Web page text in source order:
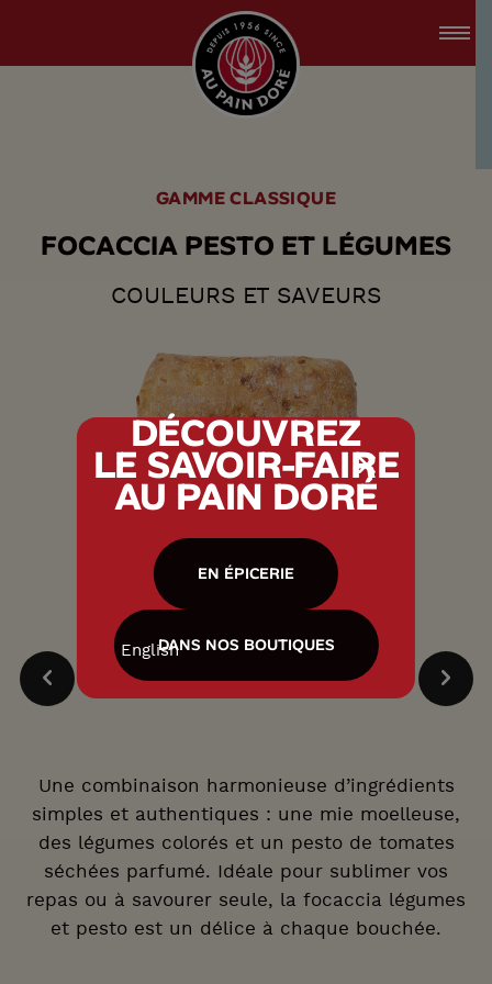
accessibility.skipToMain
GAMME CLASSIQUE
FOCACCIA PESTO ET LÉGUMES
COULEURS ET SAVEURS
Une combinaison harmonieuse d’ingrédients
simples et authentiques : une mie moelleuse,
des légumes colorés et un pesto de tomates
séchées parfumé. Idéale pour sublimer vos
repas ou à savourer seule, la focaccia légumes
et pesto est un délice à chaque bouchée.
DÉCOUVREZ
LE SAVOIR-FAIRE
AU PAIN DORÉ
EN ÉPICERIE
DANS NOS BOUTIQUES
English